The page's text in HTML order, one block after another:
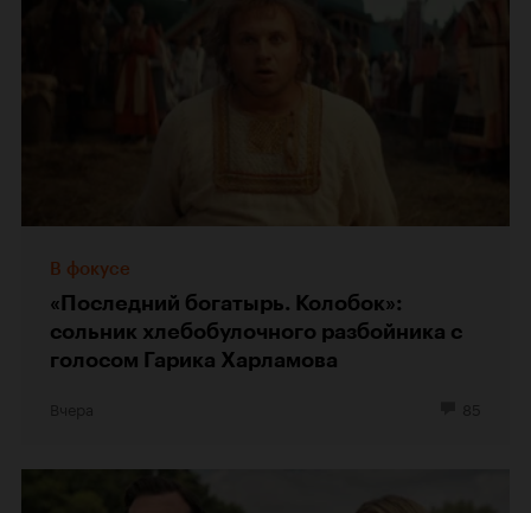
В фокусе
«Последний богатырь. Колобок»:
сольник хлебобулочного разбойника с
голосом Гарика Харламова